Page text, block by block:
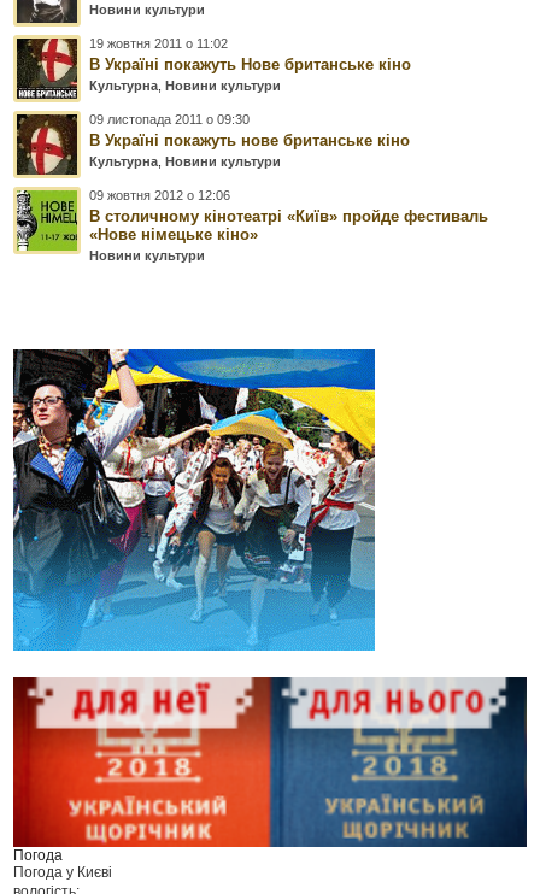
Новини культури
19 жовтня 2011 о 11:02
В Україні покажуть Нове британське кіно
Культурна ,Новини культури
09 листопада 2011 о 09:30
В Україні покажуть нове британське кіно
Культурна ,Новини культури
09 жовтня 2012 о 12:06
В столичному кінотеатрі «Київ» пройде фестиваль
«Нове німецьке кіно»
Новини культури
Погода
Погода у Києві